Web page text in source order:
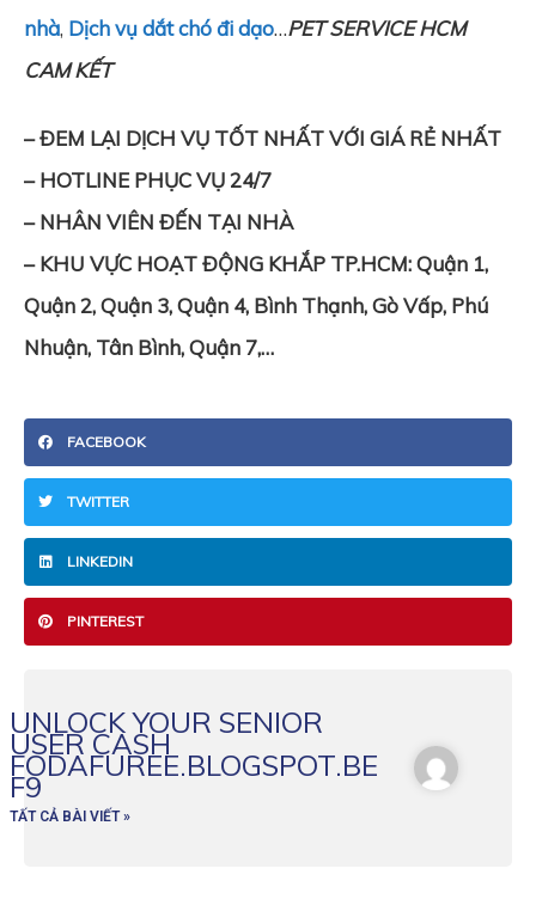
nhà, Dịch vụ dắt chó đi dạo…PET SERVICE HCM
CAM KẾT
– ĐEM LẠI DỊCH VỤ TỐT NHẤT VỚI GIÁ RẺ NHẤT
– HOTLINE PHỤC VỤ 24/7
– NHÂN VIÊN ĐẾN TẠI NHÀ
– KHU VỰC HOẠT ĐỘNG KHẮP TP.HCM: Quận 1,
Quận 2, Quận 3, Quận 4, Bình Thạnh, Gò Vấp, Phú
Nhuận, Tân Bình, Quận 7,…
FACEBOOK
TWITTER
LINKEDIN
PINTEREST
UNLOCK YOUR SENIOR
USER CASH
FODAFUREE.BLOGSPOT.BE
F9
TẤT CẢ BÀI VIẾT »